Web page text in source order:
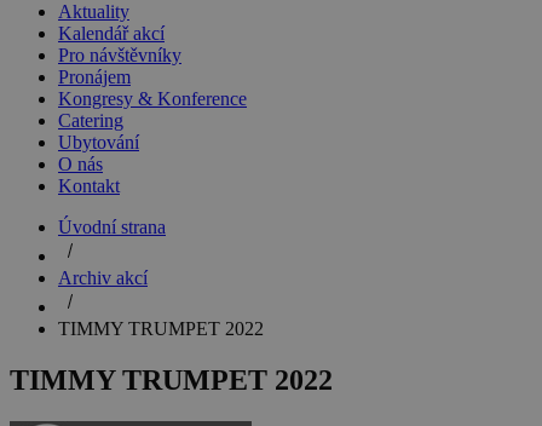
Aktuality
Kalendář akcí
Pro návštěvníky
Pronájem
Kongresy & Konference
Catering
Ubytování
O nás
Kontakt
Úvodní strana
Archiv akcí
TIMMY TRUMPET 2022
TIMMY TRUMPET 2022